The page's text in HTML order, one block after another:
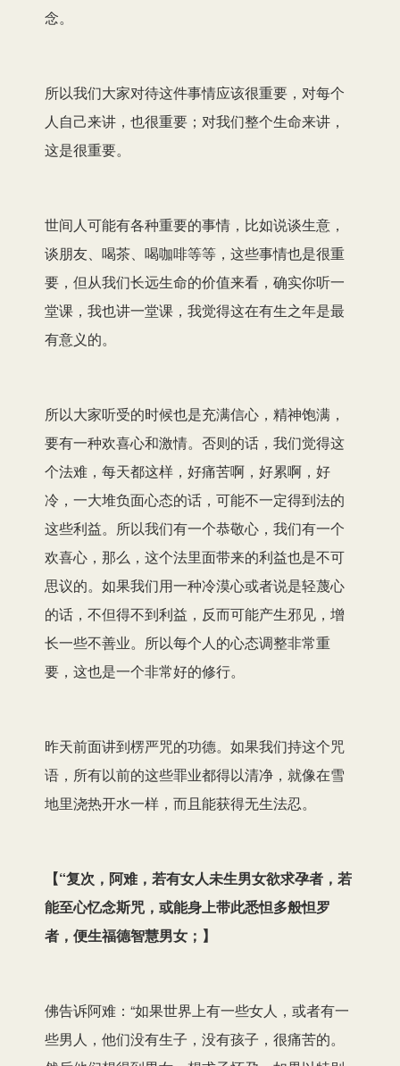
念。
所以我们大家对待这件事情应该很重要，对每个
人自己来讲，也很重要；对我们整个生命来讲，
这是很重要。
世间人可能有各种重要的事情，比如说谈生意，
谈朋友、喝茶、喝咖啡等等，这些事情也是很重
要，但从我们长远生命的价值来看，确实你听一
堂课，我也讲一堂课，我觉得这在有生之年是最
有意义的。
所以大家听受的时候也是充满信心，精神饱满，
要有一种欢喜心和激情。否则的话，我们觉得这
个法难，每天都这样，好痛苦啊，好累啊，好
冷，一大堆负面心态的话，可能不一定得到法的
这些利益。所以我们有一个恭敬心，我们有一个
欢喜心，那么，这个法里面带来的利益也是不可
思议的。如果我们用一种冷漠心或者说是轻蔑心
的话，不但得不到利益，反而可能产生邪见，增
长一些不善业。所以每个人的心态调整非常重
要，这也是一个非常好的修行。
昨天前面讲到楞严咒的功德。如果我们持这个咒
语，所有以前的这些罪业都得以清净，就像在雪
地里浇热开水一样，而且能获得无生法忍。
【“复次，阿难，若有女人未生男女欲求孕者，若
能至心忆念斯咒，或能身上带此悉怛多般怛罗
者，便生福德智慧男女； 】
佛告诉阿难：“如果世界上有一些女人，或者有一
些男人，他们没有生子，没有孩子，很痛苦的。